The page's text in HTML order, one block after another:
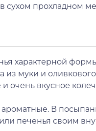
сухом прохладном
характерной
из муки и
очень вкусное
В
печенья своим